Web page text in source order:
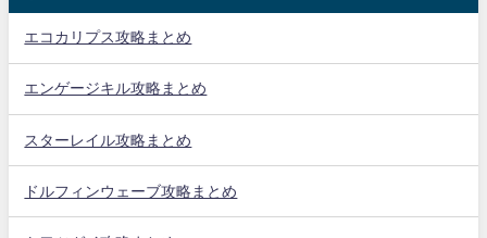
エコカリプス攻略まとめ
エンゲージキル攻略まとめ
スターレイル攻略まとめ
ドルフィンウェーブ攻略まとめ